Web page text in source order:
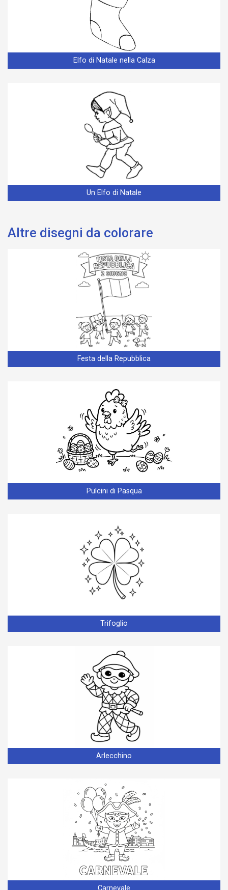
Elfo di Natale nella Calza
Un Elfo di Natale
Altre disegni da colorare
Festa della Repubblica
Pulcini di Pasqua
Trifoglio
Arlecchino
Carnevale